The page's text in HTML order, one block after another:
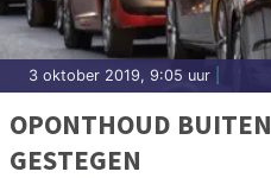
3 oktober 2019, 9:05 uur
OPONTHOUD
GESTEGEN